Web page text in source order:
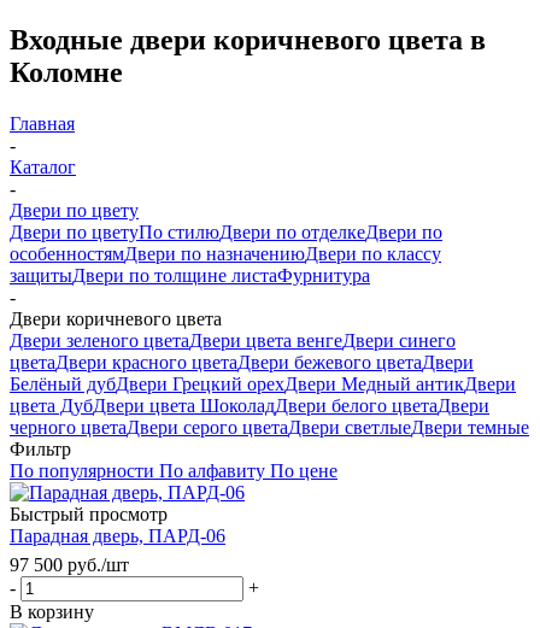
Входные двери коричневого цвета в
Коломне
Главная
-
Каталог
-
Двери по цвету
Двери по цветуПо стилюДвери по отделкеДвери по
особенностямДвери по назначениюДвери по классу
защитыДвери по толщине листаФурнитура
-
Двери коричневого цвета
Двери зеленого цветаДвери цвета венгеДвери синего
цветаДвери красного цветаДвери бежевого цветаДвери
Белёный дубДвери Грецкий орехДвери Медный антикДвери
цвета ДубДвери цвета ШоколадДвери белого цветаДвери
черного цветаДвери серого цветаДвери светлыеДвери темные
Фильтр
По популярности По алфавиту По цене
Быстрый просмотр
Парадная дверь, ПАРД-06
97 500 руб./шт
-
+
В корзину